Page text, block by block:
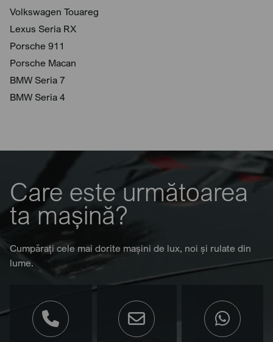
Volkswagen Touareg
Lexus Seria RX
Porsche 911
Porsche Macan
BMW Seria 7
BMW Seria 4
Care este următoarea
ta mașină?
Cumpărați cele mai dorite mașini de lux, noi și rulate din
lume.